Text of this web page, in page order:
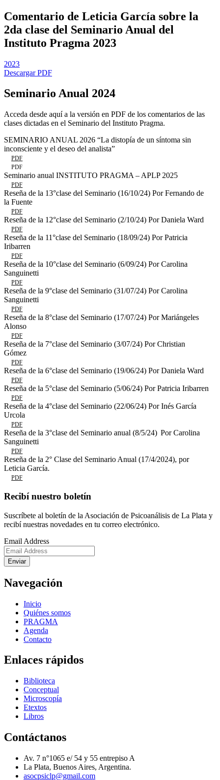
Comentario de Leticia García sobre la
2da clase del Seminario Anual del
Instituto Pragma 2023
2023
Descargar PDF
Seminario Anual 2024
Acceda desde aquí a la versión en PDF de los comentarios de las
clases dictadas en el Seminario del Instituto Pragma.
SEMINARIO ANUAL 2026 “La distopía de un síntoma sin
inconsciente y el deseo del analista”
PDF
PDF
Seminario anual INSTITUTO PRAGMA – APLP 2025
PDF
Reseña de la 13°clase del Seminario (16/10/24) Por Fernando de
la Fuente
PDF
Reseña de la 12°clase del Seminario (2/10/24) Por Daniela Ward
PDF
Reseña de la 11°clase del Seminario (18/09/24) Por Patricia
Iribarren
PDF
Reseña de la 10°clase del Seminario (6/09/24) Por Carolina
Sanguinetti
PDF
Reseña de la 9°clase del Seminario (31/07/24) Por Carolina
Sanguinetti
PDF
Reseña de la 8°clase del Seminario (17/07/24) Por Mariángeles
Alonso
PDF
Reseña de la 7°clase del Seminario (3/07/24) Por Christian
Gómez
PDF
Reseña de la 6°clase del Seminario (19/06/24) Por Daniela Ward
PDF
Reseña de la 5°clase del Seminario (5/06/24) Por Patricia Iribarren
PDF
Reseña de la 4°clase del Seminario (22/06/24) Por Inés García
Urcola
PDF
Reseña de la 3°clase del Seminario anual (8/5/24) Por Carolina
Sanguinetti
PDF
Reseña de la 2° Clase del Seminario Anual (17/4/2024), por
Leticia García.
PDF
Recibí nuestro boletín
Suscríbete al boletín de la Asociación de Psicoanálisis de La Plata y
recibí nuestras novedades en tu correo electrónico.
Email Address
Enviar
Navegación
Inicio
Quiénes somos
PRAGMA
Agenda
Contacto
Enlaces rápidos
Biblioteca
Conceptual
Microscopía
Etextos
Libros
Contáctanos
Av. 7 n°1065 e/ 54 y 55 entrepiso A
La Plata, Buenos Aires, Argentina.
asocpsiclp@gmail.com